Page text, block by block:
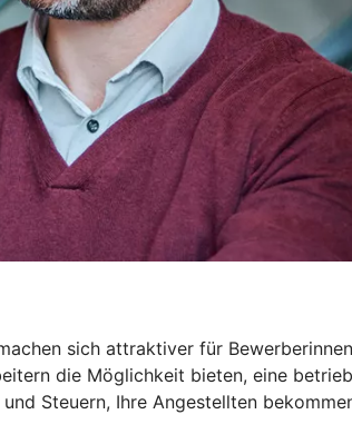
sich attraktiver für
die Möglichkeit bieten, eine
Steuern, Ihre Angestellten